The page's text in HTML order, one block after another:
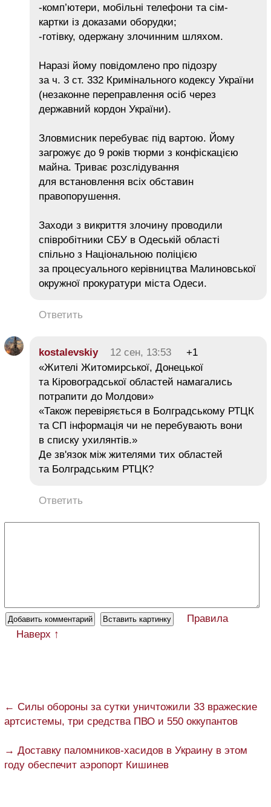
-​комп’ютери, мобільні телефони та сім-
картки із доказами оборудки;
-​готівку, одержану злочинним шляхом.
Наразі йому повідомлено про підозру
за ч. 3 ст. 332 Кримінального кодексу України
(незаконне переправлення осіб через
державний кордон України).
Зловмисник перебуває під вартою. Йому
загрожує до 9 років тюрми з конфіскацією
майна. Триває розслідування
для встановлення всіх обставин
правопорушення.
Заходи з викриття злочину проводили
співробітники СБУ в Одеській області
спільно з Національною поліцією
за процесуального керівництва Малиновської
окружної прокуратури міста Одеси.
Ответить
kostalevskiy 12 сен, 13:53
+1
«Жителі Житомирської, Донецької
та Кіровоградської областей намагались
потрапити до Молдови»
«Також перевіряється в Болградському РТЦК
та СП інформація чи не перебувають вони
в списку ухилянтів.»
Де зв'язок між жителями тих областей
та Болградським РТЦК?
Ответить
Правила
Наверх ↑
← Силы обороны за сутки уничтожили 33 вражеские
артсистемы, три средства ПВО и 550 оккупантов
→ Доставку паломников-хасидов в Украину в этом
году обеспечит аэропорт Кишинев